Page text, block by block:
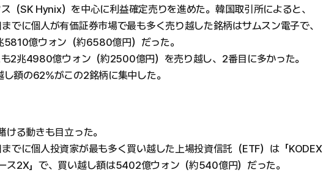
（SK Hynix）を中心に利益確定売りを進めた。韓国取引所によると、
でに個人が有価証券市場で最も多く売り越した銘柄はサムスン電子で、
5810億ウォン（約6580億円）だった。
2兆4980億ウォン（約2500億円）を売り越し、2番目に多かった。
額の62%がこの2銘柄に集中した。
ける動きも目立った。
でに個人投資家が最も多く買い越した上場投資信託（ETF）は「KODEX
ス2X」で、買い越し額は5402億ウォン（約540億円）だった。